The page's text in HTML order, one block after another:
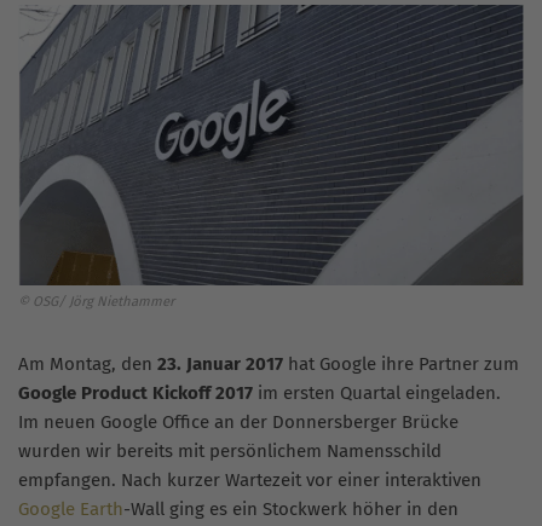
© OSG/ Jörg Niethammer
Am Montag, den 23. Januar 2017 hat Google ihre Partner zum
Google Product Kickoff 2017 im ersten Quartal eingeladen.
Im neuen Google Office an der Donnersberger Brücke
wurden wir bereits mit persönlichem Namensschild
empfangen. Nach kurzer Wartezeit vor einer interaktiven
Google Earth-Wall ging es ein Stockwerk höher in den